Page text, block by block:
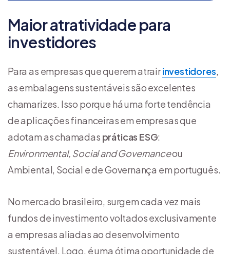
Maior atratividade para
investidores
Para as empresas que querem atrairinvestidores,
as embalagens sustentáveis são excelentes
chamarizes. Isso porque há uma forte tendência
de aplicações financeiras em empresas que
adotam as chamadas práticas ESG:
Environmental, Social and Governanceou
Ambiental, Social e de Governança em português.
No mercado brasileiro, surgem cada vez mais
fundos de investimento voltados exclusivamente
a empresas aliadas ao desenvolvimento
sustentável. Logo, é uma ótima oportunidade de